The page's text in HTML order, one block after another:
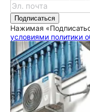
Подписаться
Нажимая
условиями политики